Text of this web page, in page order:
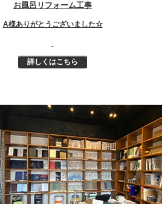
お風呂リフォーム工事
A様ありがとうございました☆
詳しくはこちら